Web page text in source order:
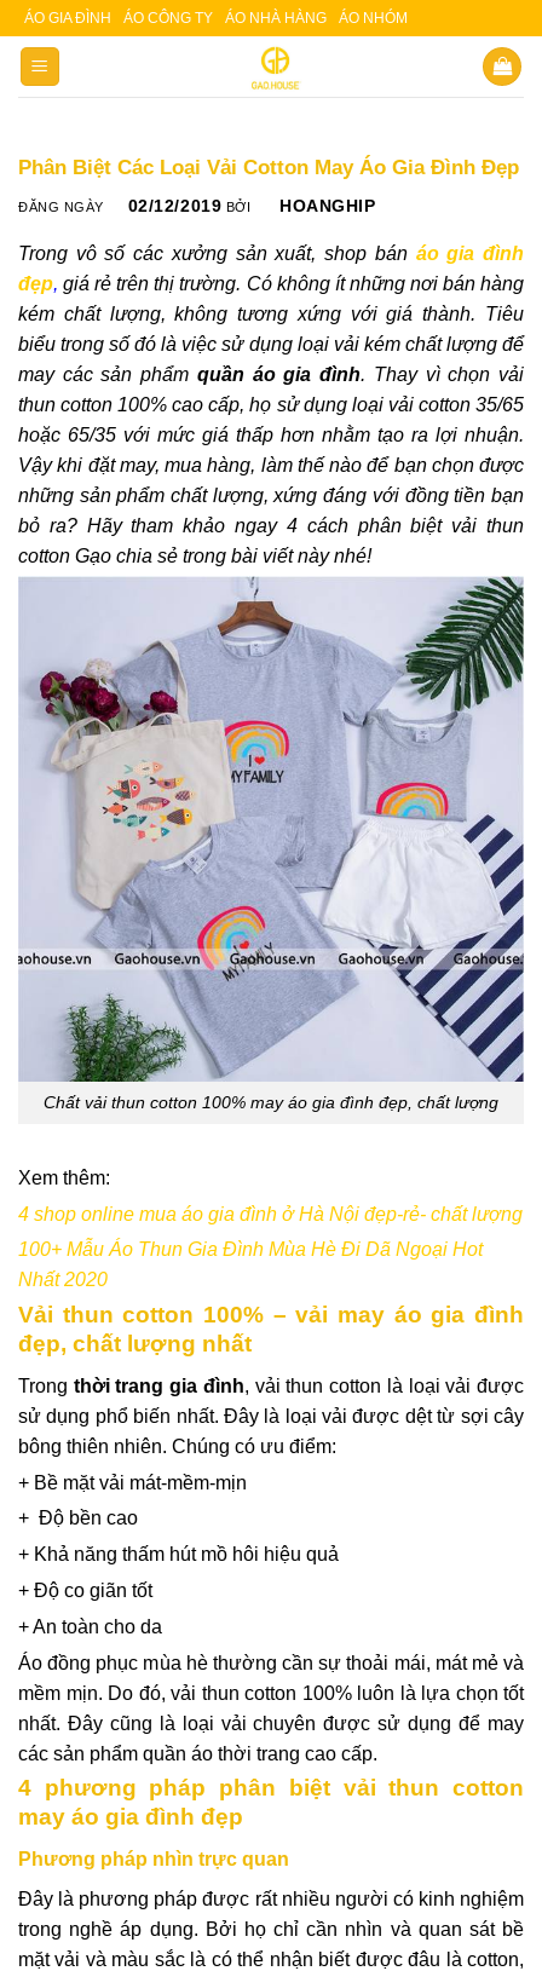
Skip
content
ÁO GIA ĐÌNH ÁO CÔNG TY ÁO NHÀ HÀNG ÁO NHÓM
Phân Biệt Các Loại Vải Cotton May Áo Gia Đình Đẹp
ĐĂNG NGÀY 02/12/2019 BỞI HOANGHIP
Trong vô số các xưởng sản xuất, shop bán áo gia đình
đẹp, giá rẻ trên thị trường. Có không ít những nơi bán hàng
kém chất lượng, không tương xứng với giá thành. Tiêu
biểu trong số đó là việc sử dụng loại vải kém chất lượng để
may các sản phẩm quần áo gia đình. Thay vì chọn vải
thun cotton 100% cao cấp, họ sử dụng loại vải cotton 35/65
hoặc 65/35 với mức giá thấp hơn nhằm tạo ra lợi nhuận.
Vậy khi đặt may, mua hàng, làm thế nào để bạn chọn được
những sản phẩm chất lượng, xứng đáng với đồng tiền bạn
bỏ ra? Hãy tham khảo ngay 4 cách phân biệt vải thun
cotton Gạo chia sẻ trong bài viết này nhé!
Chất vải thun cotton 100% may áo gia đình đẹp, chất lượng
Xem thêm:
4 shop online mua áo gia đình ở Hà Nội đẹp-rẻ- chất lượng
100+ Mẫu Áo Thun Gia Đình Mùa Hè Đi Dã Ngoại Hot
Nhất 2020
Vải thun cotton 100% – vải may áo gia đình
đẹp, chất lượng nhất
Trong thời trang gia đình, vải thun cotton là loại vải được
sử dụng phổ biến nhất. Đây là loại vải được dệt từ sợi cây
bông thiên nhiên. Chúng có ưu điểm:
+ Bề mặt vải mát-mềm-mịn
+ Độ bền cao
+ Khả năng thấm hút mồ hôi hiệu quả
+ Độ co giãn tốt
+ An toàn cho da
Áo đồng phục mùa hè thường cần sự thoải mái, mát mẻ và
mềm mịn. Do đó, vải thun cotton 100% luôn là lựa chọn tốt
nhất. Đây cũng là loại vải chuyên được sử dụng để may
các sản phẩm quần áo thời trang cao cấp.
4 phương pháp phân biệt vải thun cotton
may áo gia đình đẹp
Phương pháp nhìn trực quan
Đây là phương pháp được rất nhiều người có kinh nghiệm
trong nghề áp dụng. Bởi họ chỉ cần nhìn và quan sát bề
mặt vải và màu sắc là có thể nhận biết được đâu là cotton,